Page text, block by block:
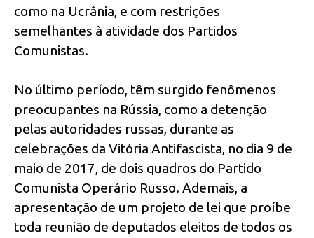
como na Ucrânia, e com restrições
semelhantes à atividade dos Partidos
Comunistas.
No último período, têm surgido fenômenos
preocupantes na Rússia, como a detenção
pelas autoridades russas, durante as
celebrações da Vitória Antifascista, no dia 9 de
maio de 2017, de dois quadros do Partido
Comunista Operário Russo. Ademais, a
apresentação de um projeto de lei que proíbe
toda reunião de deputados eleitos de todos os